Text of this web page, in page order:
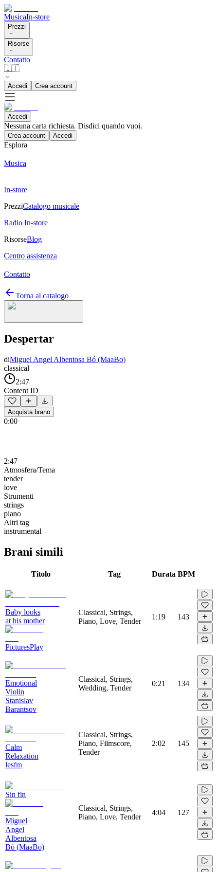
MusicaIn-store
Prezzi
Risorse
Contatto
🇮🇹
Accedi Crea account
Accedi
Nessuna carta richiesta. Disdici quando vuoi.
Crea account Accedi
Esplora
Musica
In-store
PrezziCatalogo musicale
Radio In-store
RisorseBlog
Centro assistenza
Contatto
Torna al catalogo
Despertar
diMiguel Angel Albentosa Bó (MaaBo)
classical
2:47
Content ID
Acquista brano
0:00
2:47
Atmosfera/Tema
tender
love
Strumenti
strings
piano
Altri tag
instrumental
Brani simili
Titolo Tag Durata BPM
Baby looks
at his mother
PicturesPlay
Classical, Strings,
Piano, Love, Tender
1:19 143
Emotional
Violin
Stanislav
Barantsov
Classical, Strings,
Wedding, Tender
0:21 134
Calm
Relaxation
lesfm
Classical, Strings,
Piano, Filmscore,
Tender
2:02 145
Sin fin
Miguel
Angel
Albentosa
Bó (MaaBo)
Classical, Strings,
Piano, Love, Tender
4:04 127